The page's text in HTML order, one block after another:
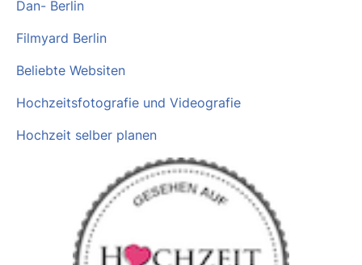
Dan- Berlin
Filmyard Berlin
Beliebte Websiten
Hochzeitsfotografie und Videografie
Hochzeit selber planen